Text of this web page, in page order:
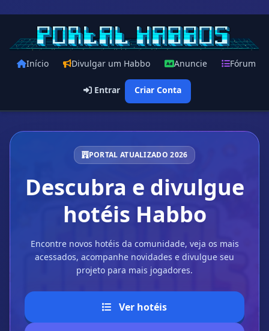
Início Divulgar um Habbo Anuncie Fórum
Entrar Criar Conta
PORTAL ATUALIZADO 2026
Descubra e divulgue
hotéis Habbo
Encontre novos hotéis da comunidade, veja os mais
acessados, acompanhe novidades e divulgue seu
projeto para mais jogadores.
Ver hotéis